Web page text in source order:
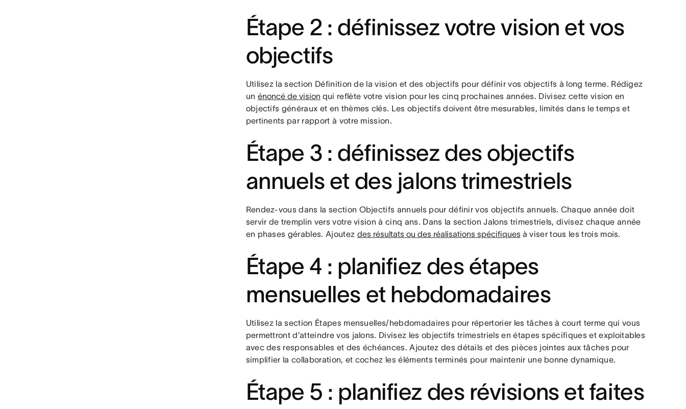
Étape 2 : définissez votre vision et vos
objectifs
Utilisez la section Définition de la vision et des objectifs pour définir vos objectifs à long terme. Rédigez
un énoncé de vision qui reflète votre vision pour les cinq prochaines années. Divisez cette vision en
objectifs généraux et en thèmes clés. Les objectifs doivent être mesurables, limités dans le temps et
pertinents par rapport à votre mission.
Étape 3 : définissez des objectifs
annuels et des jalons trimestriels
Rendez-vous dans la section Objectifs annuels pour définir vos objectifs annuels. Chaque année doit
servir de tremplin vers votre vision à cinq ans. Dans la section Jalons trimestriels, divisez chaque année
en phases gérables. Ajoutez des résultats ou des réalisations spécifiques à viser tous les trois mois.
Étape 4 : planifiez des étapes
mensuelles et hebdomadaires
Utilisez la section Étapes mensuelles/hebdomadaires pour répertorier les tâches à court terme qui vous
permettront d’atteindre vos jalons. Divisez les objectifs trimestriels en étapes spécifiques et exploitables
avec des responsables et des échéances. Ajoutez des détails et des pièces jointes aux tâches pour
simplifier la collaboration, et cochez les éléments terminés pour maintenir une bonne dynamique.
Étape 5 : planifiez des révisions et faites